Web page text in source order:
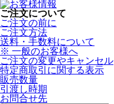
ご注文について
ご注文の前に
ご注文方法
送料・手数料について
※ 一般のお客様へ
ご注文の変更やキャンセル
特定商取引に関する表示
販売数量
引渡し時期
お問合せ先